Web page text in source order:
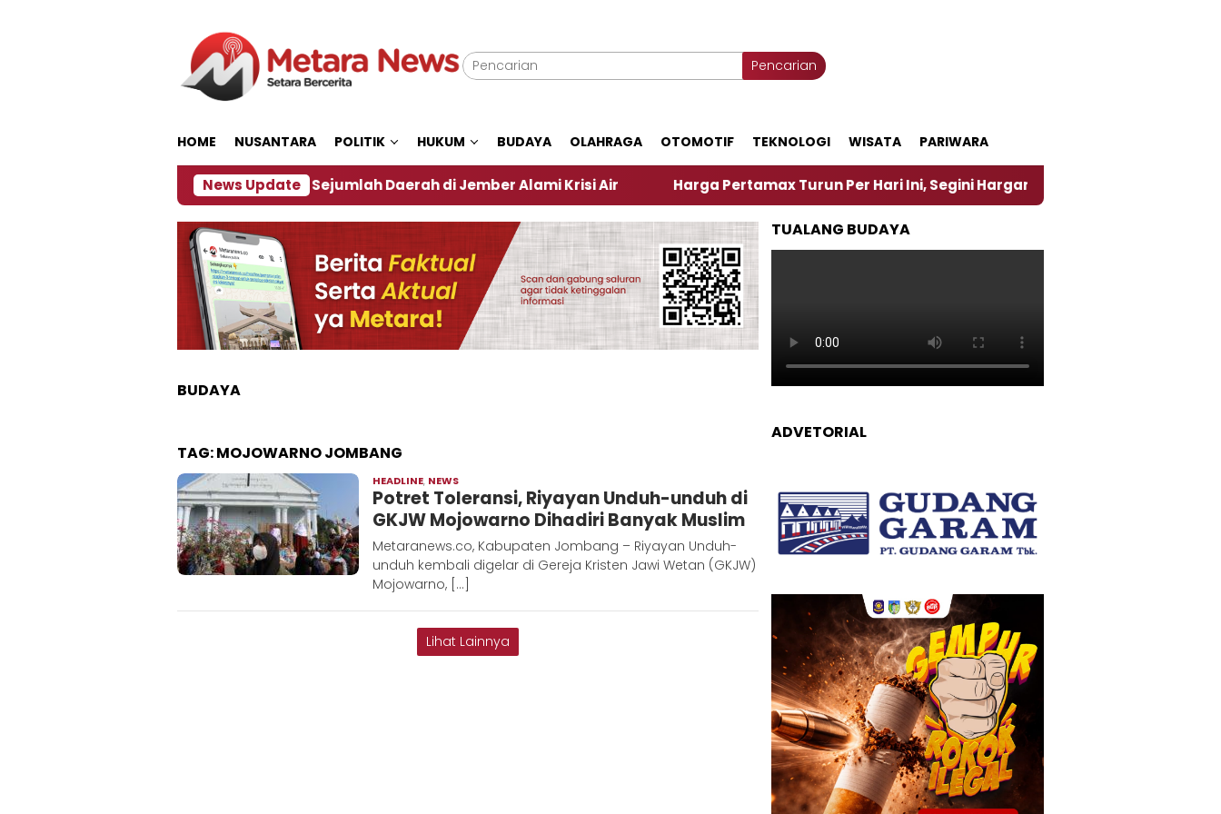
Pencarian
HOME NUSANTARA POLITIK HUKUM BUDAYA OLAHRAGA OTOMOTIF TEKNOLOGI WISATA PARIWARA
News Update
Dampak El Nino, Sejumlah Daerah di Jember Alami Krisi Air Harga Pertamax Turun Per Hari Ini, Segini Harganya
BUDAYA
TAG:MOJOWARNO JOMBANG
HEADLINE, NEWS
Metaranews
Potret Toleransi, Riyayan Unduh-unduh di
GKJW Mojowarno Dihadiri Banyak Muslim
Metaranews.co, Kabupaten Jombang – Riyayan Unduh-
unduh kembali digelar di Gereja Kristen Jawi Wetan (GKJW)
Mojowarno, […]
Lihat Lainnya
TUALANG BUDAYA
ADVETORIAL